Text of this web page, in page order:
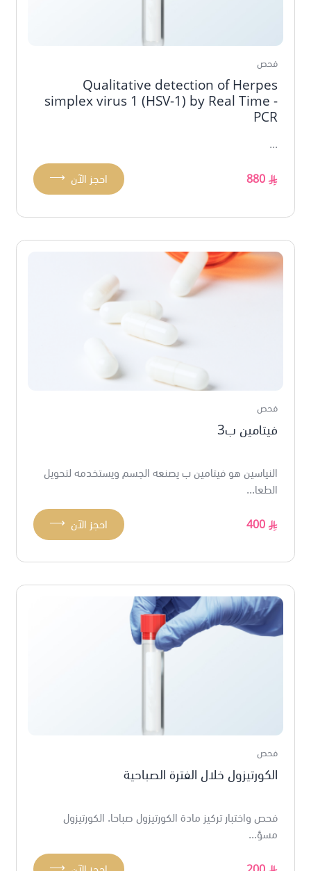
فحص
Qualitative detection of Herpes
simplex virus 1 (HSV-1) by Real Time -
PCR
...
880
⟶ احجز الآن
فحص
فيتامين ب3
النياسين هو فيتامين ب يصنعه الجسم ويستخدمه لتحويل
الطعا...
400
⟶ احجز الآن
فحص
الكورتيزول خلال الفترة الصباحية
فحص واختبار تركيز مادة الكورتيزول صباحا. الكورتيزول
مسؤ...
⟶